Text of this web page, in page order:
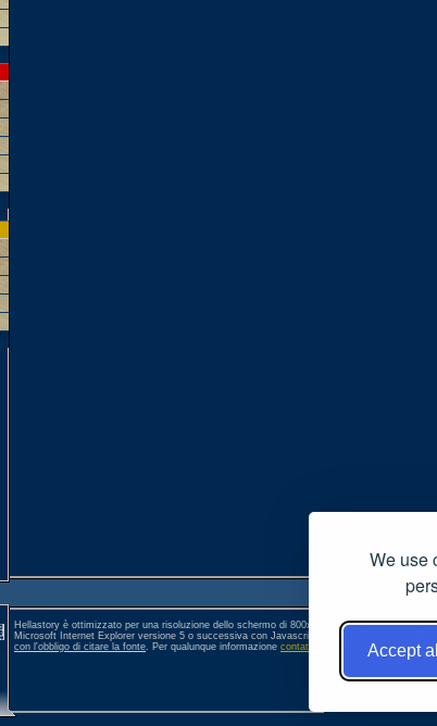
We use
Accept all
Hellastory è ottimizzato per una risoluzione dello schermo di 800x600 pixel. Per una
Microsoft Internet Explorer versione 5 o successiva con Javascript, Popup e Cookies
con l'obbligo di citare la fonte. Per qualunque informazione contattateci